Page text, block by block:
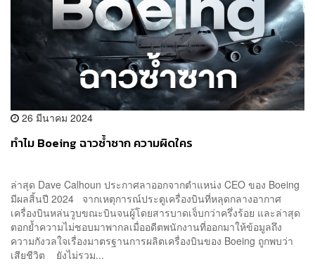
26 มีนาคม 2024
ทำไม Boeing ฉาวซ้ำซาก ความผิดใคร
ล่าสุด Dave Calhoun ประกาศลาออกจากตำแหน่ง CEO ของ Boeing
มีผลสิ้นปี 2024 จากเหตุการณ์ประตูเครื่องบินที่หลุดกลางอากาศ
เครื่องบินหล่นวูบขณะบินจนผู้โดยสารบาดเจ็บกว่าครึ่งร้อย และล่าสุด
ตอกย้ำความไม่ชอบมาพากลเมื่ออดีตพนักงานที่ออกมาให้ข้อมูลถึง
ความกังวลใจเรื่องมาตรฐานการผลิตเครื่องบินของ Boeing ถูกพบว่า
เสียชีวิต ยังไม่รวม...